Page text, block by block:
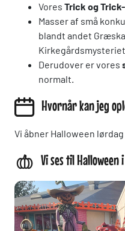
Vores Trick og
Masser af små
blandt andet
Derudover er vores
normalt.
Hvornår kan jeg
Vi åbner Halloween
Vi ses til Halloween